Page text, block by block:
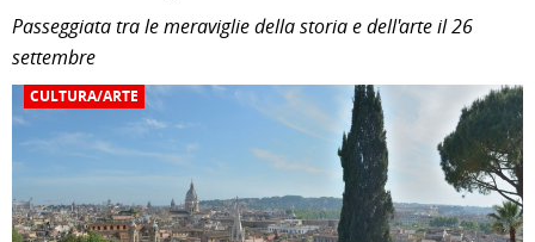
Passeggiata tra le meraviglie della storia e dell'arte il 26
settembre
CULTURA/ARTE